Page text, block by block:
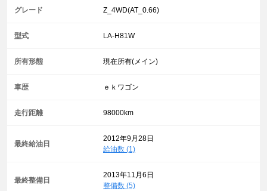
グレード Z_4WD(AT_0.66)
型式 LA-H81W
所有形態 現在所有(メイン)
車歴 ｅｋワゴン
走行距離 98000km
最終給油日
2012年9月28日
給油数 (1)
最終整備日
2013年11月6日
整備数 (5)